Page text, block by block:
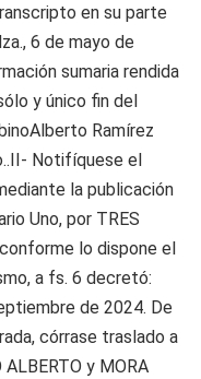
en su parte
6 de mayo de
sumaria rendida
y único fin del
Ramírez
Notifíquese el
la publicación
Uno, por TRES
lo dispone el
a fs. 6 decretó:
de 2024. De
córrase traslado a
y MORA